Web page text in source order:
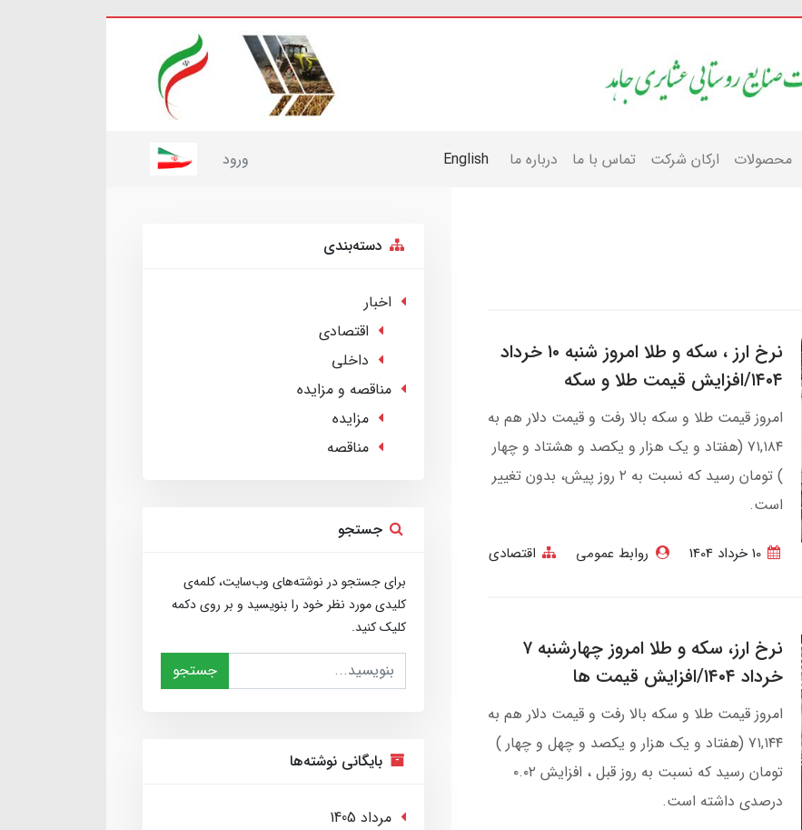
محصولات ارکان شرکت تماس با ما درباره ما English ورود
نرخ ارز ، سکه و طلا امروز شنبه ۱۰ خرداد
۱۴۰۴/افزایش قیمت طلا و سکه
امروز قیمت طلا و سکه بالا رفت و قیمت دلار هم به
۷۱,۱۸۴ (هفتاد و یک هزار و یکصد و هشتاد و چهار
) تومان رسید که نسبت به ۲ روز پیش، بدون تغییر
است.
10 خرداد 1404 روابط عمومی اقتصادی
نرخ ارز، سکه و طلا امروز چهارشنبه ۷
خرداد ۱۴۰۴/افزایش قیمت ها
امروز قیمت طلا و سکه بالا رفت و قیمت دلار هم به
۷۱,۱۴۴ (هفتاد و یک هزار و یکصد و چهل و چهار )
تومان رسید که نسبت به روز قبل ، افزایش ۰.۰۲
درصدی داشته است.
دسته‌بندی
اخبار
اقتصادی
داخلی
مناقصه و مزایده
مزایده
مناقصه
جستجو
برای جستجو در نوشته‌های وب‌سایت، کلمه‌ی
کلیدی مورد نظر خود را بنویسید و بر روی دکمه
کلیک کنید.
جستجو
بایگانی نوشته‌ها
مرداد 1405